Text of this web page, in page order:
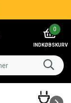
0
INDKØBSKURV